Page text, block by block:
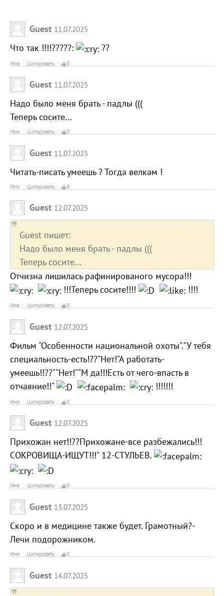
Guest 11.07.2025
Что так !!!!?????: ??
Имя Цитировать 0
Guest 11.07.2025
Надо было меня брать - падлы (((
Теперь сосите...
Имя Цитировать 0
Guest 11.07.2025
Читать-писать умеешь ? Тогда велкам !
Имя Цитировать 0
Guest 12.07.2025
Guest пишет:
Надо было меня брать - падлы (((
Теперь сосите...
Отчизна лишилась рафинированого мусора!!!
!!!Теперь сосите!!!!
!!!!
Имя Цитировать 0
Guest 12.07.2025
Фильм "Особенности национальной охоты"."У тебя
специальность-есть!??"Нет!"А работать-
умеешь!!??""Нет!""М да!!!Есть от чего-впасть в
отчаяние!!"
!!!!!!!
Имя Цитировать 0
Guest 12.07.2025
Прихожан нет!!??Прихожане-все разбежались!!!
СОКРОВИЩА-ИЩУТ!!!" 12-СТУЛЬЕВ.
Имя Цитировать 0
Guest 13.07.2025
Скоро и в медицине также будет. Грамотный?-
Лечи подорожником.
Имя Цитировать 0
Guest 14.07.2025